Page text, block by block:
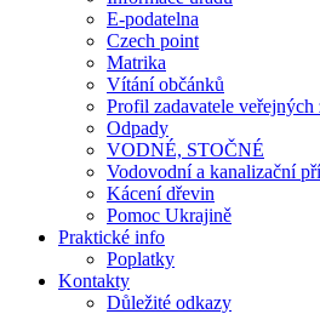
E-podatelna
Czech point
Matrika
Vítání občánků
Profil zadavatele veřejných
Odpady
VODNÉ, STOČNÉ
Vodovodní a kanalizační
Kácení dřevin
Pomoc Ukrajině
Praktické info
Poplatky
Kontakty
Důležité odkazy